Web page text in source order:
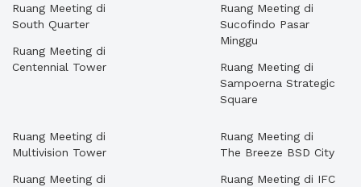
Ruang Meeting di
South Quarter
Ruang Meeting di
Centennial Tower
Ruang Meeting di
Sucofindo Pasar
Minggu
Ruang Meeting di
Sampoerna Strategic
Square
Ruang Meeting di
Multivision Tower
Ruang Meeting di
Ruang Meeting di
The Breeze BSD City
Ruang Meeting di IFC